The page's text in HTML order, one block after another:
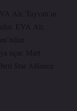
Air, Tayvan’ın
EVA Air,
uçar. Mart
beri Star Alliance